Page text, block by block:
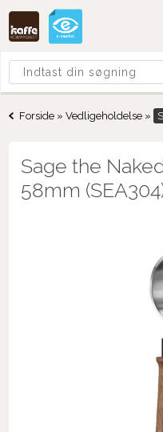
Forside »Vedligeholdelse »
Sage the
58mm